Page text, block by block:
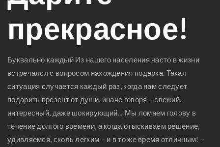
прекрасное!
Буквально каждый Из нашего населения часто в жизни
встречался с вопросом нахождения подарка. Такая
ситуация случается каждый раз, когда нам следует
подарить презент от души, иначе говоря – свежий,
интересный, даже шокирующий… Мы ломаем голову в
течение долгого времени, а когда отыскиваем решение,
удивляемся, сколь легким – и в то же время отличным! –